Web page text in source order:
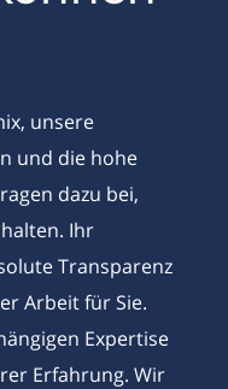
unsere
und die hohe
dazu bei,
Ihr
Transparenz
Arbeit für Sie.
Expertise
Erfahrung. Wir